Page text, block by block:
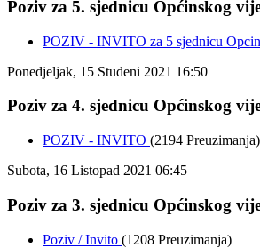
Poziv za 5. sjednicu Općinskog
POZIV - INVITO za 5 sjednicu
Ponedjeljak, 15 Studeni 2021 16:50
Poziv za 4. sjednicu Općinskog
POZIV - INVITO (2194 Preuzimanja)
Subota, 16 Listopad 2021 06:45
Poziv za 3. sjednicu Općinskog
Poziv / Invito (1208 Preuzimanja)